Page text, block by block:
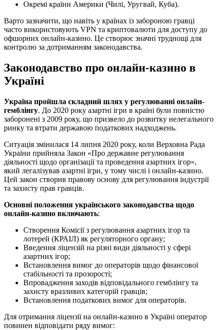
Окремі країни Америки (Чилі, Уругвай, Куба).
Варто зазначити, що навіть у країнах із забороною гравці
часто використовують VPN та криптовалюти для доступу до
офшорних онлайн-казино. Це створює значні труднощі для
контролю за дотриманням законодавства.
Законодавство про онлайн-казино в
Україні
Україна пройшла складний шлях у регулюванні онлайн-
гемблінгу. До 2020 року азартні ігри в країні були повністю
заборонені з 2009 року, що призвело до розвитку нелегального
ринку та втрати державою податкових надходжень.
Ситуація змінилася 14 липня 2020 року, коли Верховна Рада
України прийняла Закон «Про державне регулювання
діяльності щодо організації та проведення азартних ігор»,
який легалізував азартні ігри, у тому числі і онлайн-казино.
Цей закон створив правову основу для регулювання індустрії
та захисту прав гравців.
Основні положення українського законодавства щодо
онлайн-казино включають:
Створення Комісії з регулювання азартних ігор та
лотерей (КРАІЛ) як регуляторного органу;
Введення ліцензій на різні види діяльності у сфері
азартних ігор;
Встановлення вимог до операторів щодо фінансової
стабільності та прозорості;
Впровадження заходів відповідального гемблінгу та
захисту вразливих категорій гравців;
Встановлення податкових вимог для операторів.
Для отримання ліцензії на онлайн-казино в Україні оператор
повинен відповідати ряду вимог: